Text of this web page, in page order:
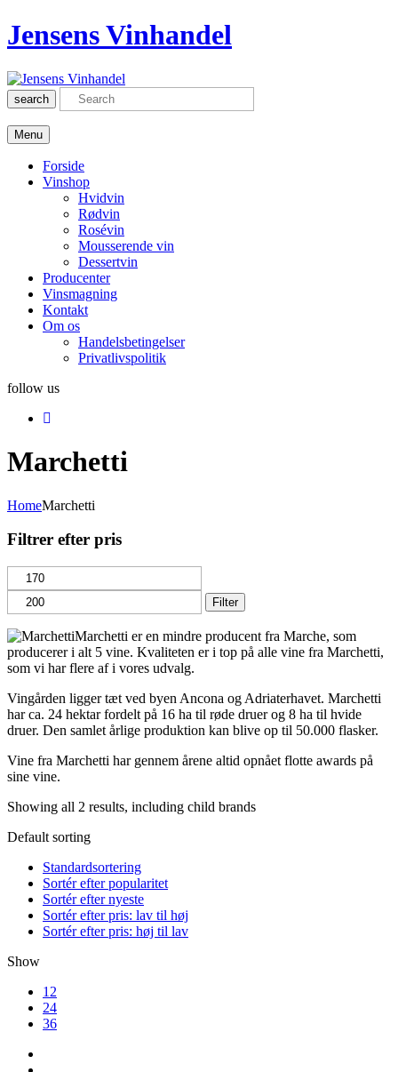
Jensens Vinhandel
search
Menu
Forside
Vinshop
Hvidvin
Rødvin
Rosévin
Mousserende vin
Dessertvin
Producenter
Vinsmagning
Kontakt
Om os
Handelsbetingelser
Privatlivspolitik
follow us
Marchetti
HomeMarchetti
Filtrer efter pris
Mindste
pris
Filter
Marchetti er en mindre producent fra Marche, som
producerer i alt 5 vine. Kvaliteten er i top på alle vine fra Marchetti,
som vi har flere af i vores udvalg.
Vingården ligger tæt ved byen Ancona og Adriaterhavet. Marchetti
har ca. 24 hektar fordelt på 16 ha til røde druer og 8 ha til hvide
druer. Den samlet årlige produktion kan blive op til 50.000 flasker.
Vine fra Marchetti har gennem årene altid opnået flotte awards på
sine vine.
Showing all 2 results, including child brands
Default sorting
Standardsortering
Sortér efter popularitet
Sortér efter nyeste
Sortér efter pris: lav til høj
Sortér efter pris: høj til lav
Show
12
24
36